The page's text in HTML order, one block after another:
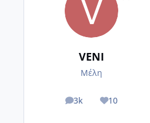
VENI
Μέλη
3k
posts 10
Reputation